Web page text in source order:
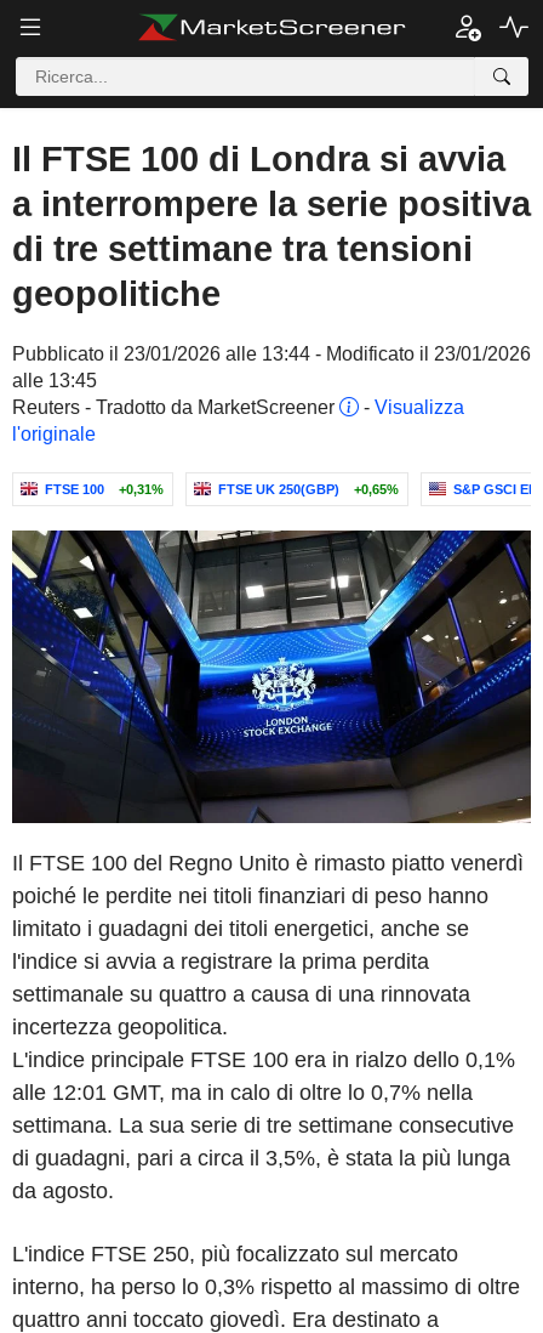
Il FTSE 100 di Londra si avvia
a interrompere la serie positiva
di tre settimane tra tensioni
geopolitiche
Pubblicato il 23/01/2026 alle 13:44 - Modificato il 23/01/2026
alle 13:45
Reuters - Tradotto da MarketScreener
- Visualizza
l'originale
FTSE 100 +0,31% FTSE UK 250(GBP) +0,65% S&P GSCI
Il FTSE 100 del Regno Unito è rimasto piatto venerdì
poiché le perdite nei titoli finanziari di peso hanno
limitato i guadagni dei titoli energetici, anche se
l'indice si avvia a registrare la prima perdita
settimanale su quattro a causa di una rinnovata
incertezza geopolitica.
L'indice principale FTSE 100 era in rialzo dello 0,1%
alle 12:01 GMT, ma in calo di oltre lo 0,7% nella
settimana. La sua serie di tre settimane consecutive
di guadagni, pari a circa il 3,5%, è stata la più lunga
da agosto.
L'indice FTSE 250, più focalizzato sul mercato
interno, ha perso lo 0,3% rispetto al massimo di oltre
quattro anni toccato giovedì. Era destinato a